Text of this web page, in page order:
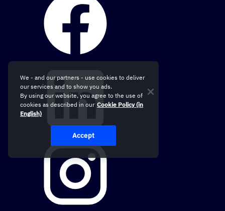
We - and our partners - use cookies to deliver
our services and to show you ads.
By using our website, you agree to the use of
cookies as described in our Cookie Policy (in
English)
Accept